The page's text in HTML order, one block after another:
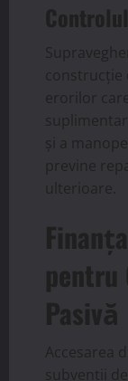
construcție
erorilor
și a
previne
ulterioare.
pentru
Pasivă
Accesarea
subvenții